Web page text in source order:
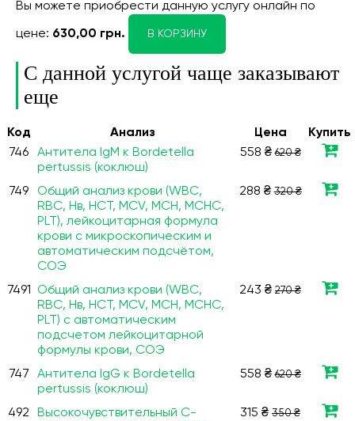
Вы можете приобрести данную услугу онлайн по
цене: 630,00 грн. В КОРЗИНУ
С данной услугой чаще заказывают
еще
Код Анализ Цена
Купить
746
Антитела IgM к Bordetella
pertussis (коклюш)
558 ₴620 ₴
749
Общий анализ крови (WBC,
RBC, Нв, HCT, MCV, МСН, МСНС,
PLT), лейкоцитарная формула
крови с микроскопическим и
автоматическим подсчётом,
СОЭ
288 ₴320 ₴
7491
Общий анализ крови (WBC,
RBC, Нв, HCT, MCV, МСН, МСНС,
PLT) с автоматическим
подсчетом лейкоцитарной
формулы крови, СОЭ
243 ₴ 270 ₴
747
Антитела IgG к Bordetella
pertussis (коклюш)
558 ₴620 ₴
492
Высокочувствительный С-
315 ₴ 350 ₴